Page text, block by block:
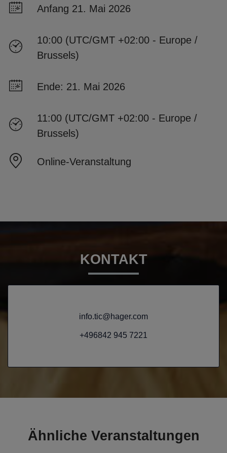
Anfang 21. Mai 2026
10:00 (UTC/GMT +02:00 - Europe /
Brussels)
Ende: 21. Mai 2026
11:00 (UTC/GMT +02:00 - Europe /
Brussels)
Online-Veranstaltung
KONTAKT
info.tic@hager.com
+496842 945 7221
Ähnliche Veranstaltungen